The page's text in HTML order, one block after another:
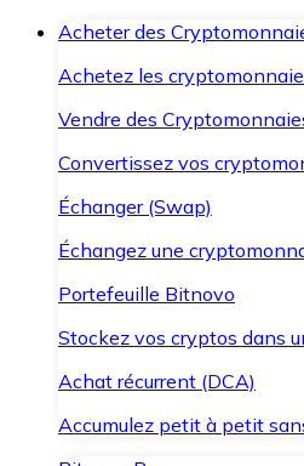
Acheter des
Achetez les
Vendre des
Convertissez vos
Échanger (Swap)
Échangez une
Portefeuille Bitnovo
Stockez vos cryptos dans
Achat récurrent (DCA)
Accumulez petit à petit